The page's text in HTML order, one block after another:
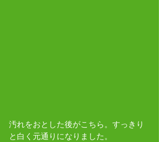
汚れをおとした後がこちら。すっきり
と白く元通りになりました。